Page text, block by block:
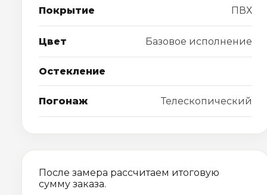
Покрытие ПВХ
Цвет Базовое исполнение
Остекление
Погонаж Телескопический
После замера рассчитаем итоговую
сумму заказа.